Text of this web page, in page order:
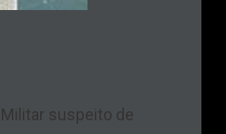
suspeito de